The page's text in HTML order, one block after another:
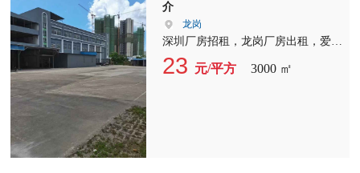
介
龙岗
深圳厂房招租，龙岗厂房出租，爱联
嶂背新空独院厂房，1-4层2400平
方，宿舍900平，2吨电梯，交通方
23 元/平方 3000 ㎡